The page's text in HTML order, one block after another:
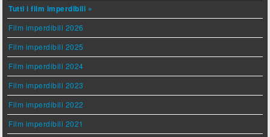
Tutti i film imperdibili »
Film imperdibili 2026
Film imperdibili 2025
Film imperdibili 2024
Film imperdibili 2023
Film imperdibili 2022
Film imperdibili 2021